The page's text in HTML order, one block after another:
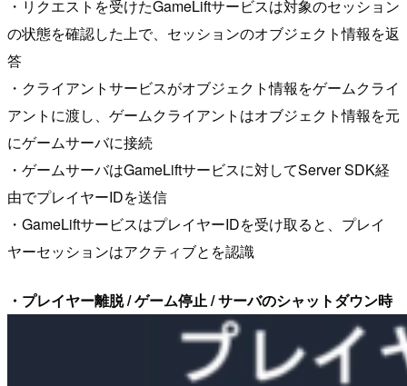
・リクエストを受けたGameLiftサービスは対象のセッション
の状態を確認した上で、セッションのオブジェクト情報を返
答
・クライアントサービスがオブジェクト情報をゲームクライ
アントに渡し、ゲームクライアントはオブジェクト情報を元
にゲームサーバに接続
・ゲームサーバはGameLiftサービスに対してServer SDK経
由でプレイヤーIDを送信
・GameLiftサービスはプレイヤーIDを受け取ると、プレイ
ヤーセッションはアクティブとを認識
・プレイヤー離脱 / ゲーム停止 / サーバのシャットダウン時